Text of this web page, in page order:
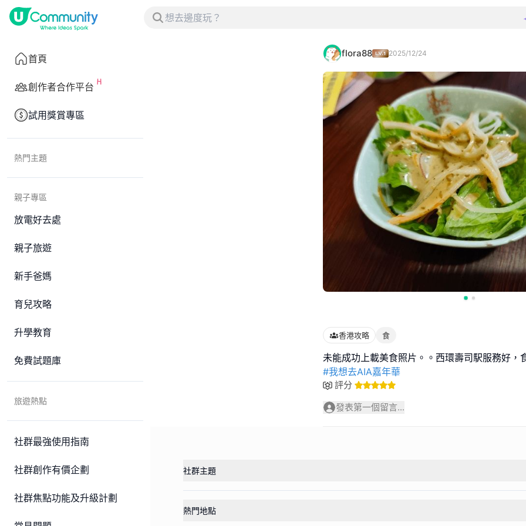
首頁
創作者合作平台
試用獎賞專區
熱門主題
親子專區
放電好去處
親子旅遊
新手爸媽
育兒攻略
升學教育
免費試題庫
旅遊熱點
社群最強使用指南
社群創作有價企劃
社群焦點功能及升級計劃
flora88 2025/12/24
香港攻略 食
#我想去AIA嘉年華
評分
發表第一個留言...
社群主題
熱門地點